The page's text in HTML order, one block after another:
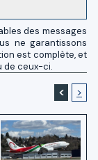
des messages
ne garantissons
est complète, et
de ceux-ci.
< >